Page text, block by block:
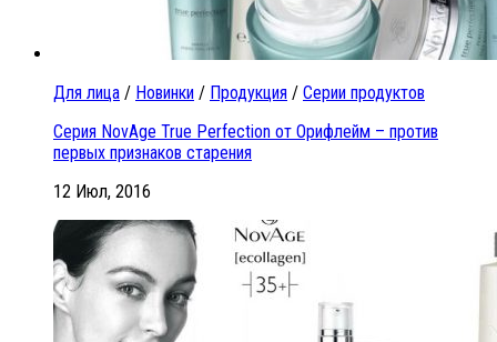
Для лица / Новинки / Продукция / Серии продуктов
Серия NovAge True Perfection от Орифлейм – против
первых признаков старения
12 Июл, 2016